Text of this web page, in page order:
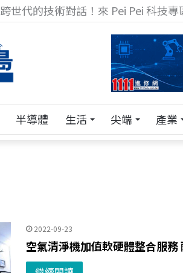
科技人的經驗傳承地！在 Pei Pei 科技
半導體 生活 尖端 產業
2022-09-23
空氣清淨機加值軟硬體整合服